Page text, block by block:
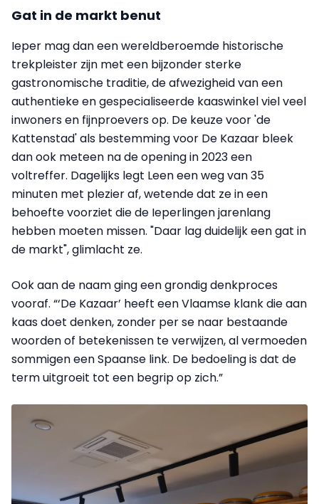
Gat in de markt benut
Ieper mag dan een wereldberoemde historische
trekpleister zijn met een bijzonder sterke
gastronomische traditie, de afwezigheid van een
authentieke en gespecialiseerde kaaswinkel viel veel
inwoners en fijnproevers op. De keuze voor 'de
Kattenstad' als bestemming voor De Kazaar bleek
dan ook meteen na de opening in 2023 een
voltreffer. Dagelijks legt Leen een weg van 35
minuten met plezier af, wetende dat ze in een
behoefte voorziet die de Ieperlingen jarenlang
hebben moeten missen. "Daar lag duidelijk een gat in
de markt", glimlacht ze.
Ook aan de naam ging een grondig denkproces
vooraf. “‘De Kazaar’ heeft een Vlaamse klank die aan
kaas doet denken, zonder per se naar bestaande
woorden of betekenissen te verwijzen, al vermoeden
sommigen een Spaanse link. De bedoeling is dat de
term uitgroeit tot een begrip op zich.”